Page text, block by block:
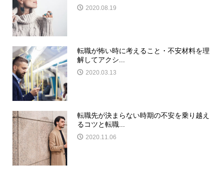
2020.08.19
転職が怖い時に考えること・不安材料を理
解してアクシ...
2020.03.13
転職先が決まらない時期の不安を乗り越え
るコツと転職...
2020.11.06